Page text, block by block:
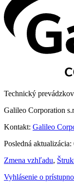
Technický
Galileo Corporation
Kontakt: Galileo
Posledná
Zmena vzhľadu,
Vyhlásenie o